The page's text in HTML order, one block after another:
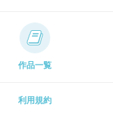
作品一覧
利用規約